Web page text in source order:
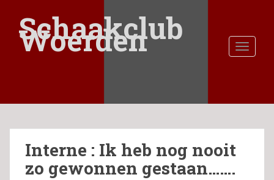
a
Schaakclub
Woerden
Interne : Ik heb nog nooit
zo gewonnen gestaan…….